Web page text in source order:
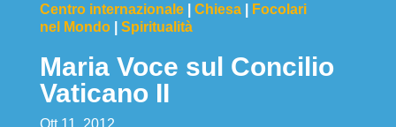
Centro internazionale| Chiesa|
Focolari
nel Mondo| Spiritualità
Maria Voce sul Concilio
Vaticano II
Ott 11, 2012